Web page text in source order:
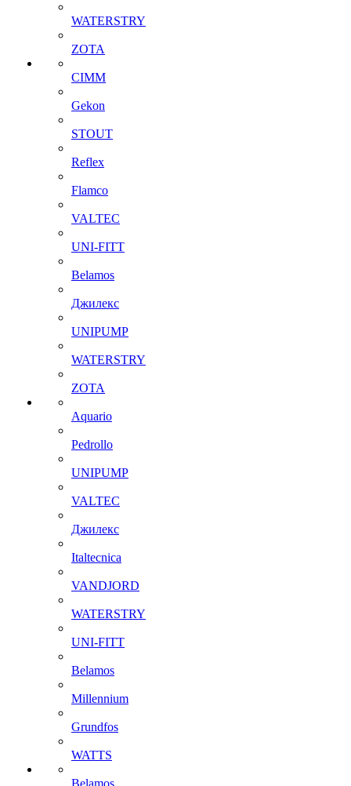
WATERSTRY
ZOTA
CIMM
Gekon
STOUT
Reflex
Flamco
VALTEC
UNI-FITT
Belamos
Джилекс
UNIPUMP
WATERSTRY
ZOTA
Aquario
Pedrollo
UNIPUMP
VALTEC
Джилекс
Italtecnica
VANDJORD
WATERSTRY
UNI-FITT
Belamos
Millennium
Grundfos
WATTS
Belamos